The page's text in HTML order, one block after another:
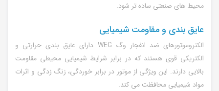
محیط های صنعتی ساده تر شود.
عایق بندی و مقاومت شیمیایی
الکتروموتورهای ضد انفجار وگ WEG دارای عایق بندی حرارتی و
الکتریکی قوی هستند که در برابر شرایط شیمیایی محیطی مقاومت
بالایی دارند. این ویژگی از موتور در برابر خوردگی، زنگ زدگی و اثرات
مواد شیمیایی محافظت می کند.